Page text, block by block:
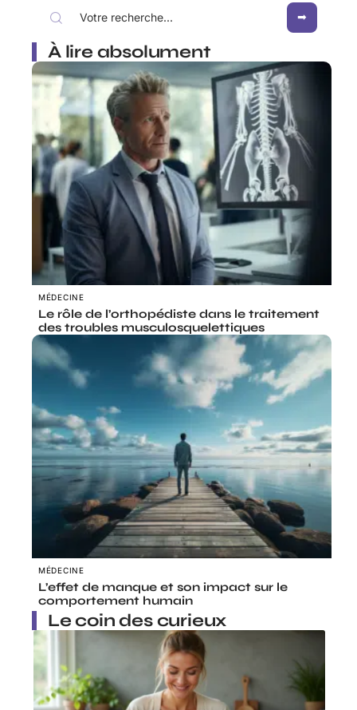
À lire absolument
MÉDECINE
Le rôle de l’orthopédiste dans le traitement
des troubles musculosquelettiques
MÉDECINE
L’effet de manque et son impact sur le
comportement humain
Le coin des curieux